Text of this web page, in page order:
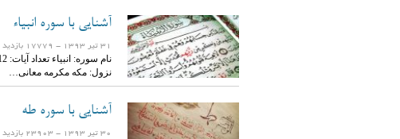
آشنایی با سوره انبیاء
31 تیر 1393 - 17779 بازدید
نزول: مکه مکرمه معانی…
آشنایی با سوره طه
30 تیر 1393 - 23903 بازدید